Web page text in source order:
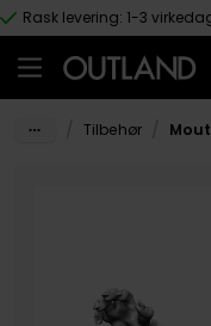
Hopp til hovedinnhold
Rask levering: 1-3
Tilbehør